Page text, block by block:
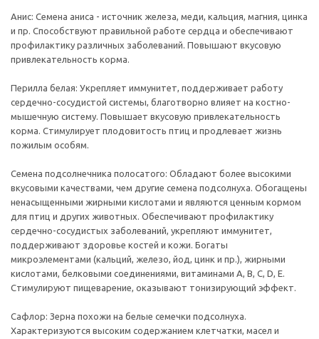
Анис: Семена аниса - источник железа, меди, кальция, магния, цинка
и пр. Способствуют правильной работе сердца и обеспечивают
профилактику различных заболеваний. Повышают вкусовую
привлекательность корма.
Перилла белая: Укрепляет иммунитет, поддерживает работу
сердечно-сосудистой системы, благотворно влияет на костно-
мышечную систему. Повышает вкусовую привлекательность
корма. Стимулирует плодовитость птиц и продлевает жизнь
пожилым особям.
Семена подсолнечника полосатого: Обладают более высокими
вкусовыми качествами, чем другие семена подсолнуха. Обогащены
ненасыщенными жирными кислотами и являются ценным кормом
для птиц и других животных. Обеспечивают профилактику
сердечно-сосудистых заболеваний, укрепляют иммунитет,
поддерживают здоровье костей и кожи. Богаты
микроэлементами (кальций, железо, йод, цинк и пр.), жирными
кислотами, белковыми соединениями, витаминами А, В, С, D, Е.
Стимулируют пищеварение, оказывают тонизирующий эффект.
Сафлор: Зерна похожи на белые семечки подсолнуха.
Характеризуются высоким содержанием клетчатки, масел и